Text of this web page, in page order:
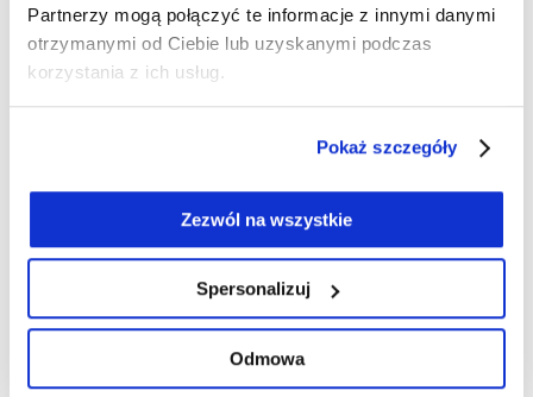
Partnerzy mogą połączyć te informacje z innymi danymi
otrzymanymi od Ciebie lub uzyskanymi podczas
korzystania z ich usług.
Pokaż szczegóły
Zezwól na wszystkie
Spersonalizuj
Odmowa
OPIS
Jeansy w odcieniu denimu z subtelnym wzorem
efekt wydłużonych nóg. Zapinane na guzik i zamek
błyskawiczny, z elastyczną tkaniną, która
gwarantuje wygodę przez cały dzień. Wykonane z
ekologicznego materiału REPREVE®, jeansy łączą
do casualowych, jak i eleganckich stylizacji –
wystarczy dodać marynarkę i eleganckie sandały